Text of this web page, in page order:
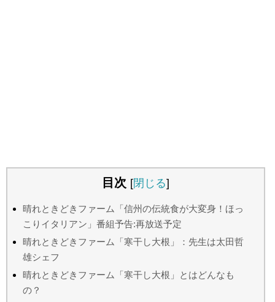
目次 [閉じる]
晴れときどきファーム「信州の伝統食が大変身！ほっ
こりイタリアン」番組予告:再放送予定
晴れときどきファーム「寒干し大根」：先生は太田哲
雄シェフ
晴れときどきファーム「寒干し大根」とはどんなも
の？